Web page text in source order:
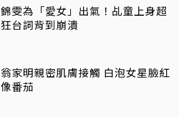
錦雯為「愛女」出氣！乩童上身超
狂台詞背到崩潰
翁家明親密肌膚接觸 白泡女星臉紅
像番茄